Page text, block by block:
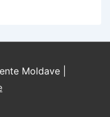
Moldave